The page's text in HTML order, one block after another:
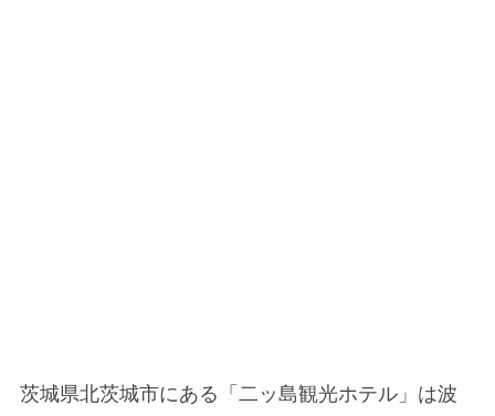
茨城県北茨城市にある「二ッ島観光ホテル」は波